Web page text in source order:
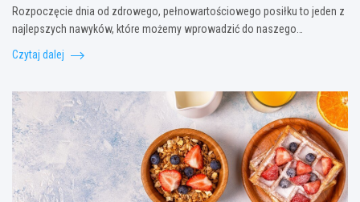
Rozpoczęcie dnia od zdrowego, pełnowartościowego posiłku to jeden z
najlepszych nawyków, które możemy wprowadzić do naszego…
Czytaj dalej